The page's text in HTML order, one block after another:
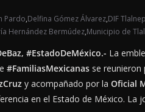
Pardo,Delfina Gómez Álvarez,DIF
Hernández Bermúdez,Municipio de
, #EstadoDeMéxico.- La
#FamiliasMexicanas se reunieron
y acompañado por la Oficial
en el Estado de México. La